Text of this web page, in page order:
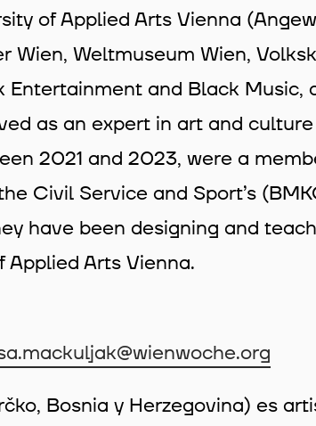
of Applied Arts Vienna
Weltmuseum Wien,
and Black Music,
as an expert in art and
2021 and 2023, were a
Civil Service and Sport’s
have been designing and
Arts Vienna.
Bosnia y Herzegovina) es